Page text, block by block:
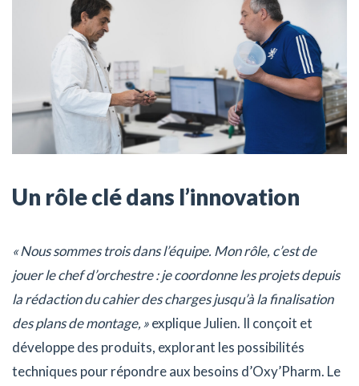
Un rôle clé dans l’innovation
« Nous sommes trois dans l’équipe. Mon rôle, c’est de
jouer le chef d’orchestre : je coordonne les projets depuis
la rédaction du cahier des charges jusqu’à la finalisation
des plans de montage, »explique Julien. Il conçoit et
développe des produits, explorant les possibilités
techniques pour répondre aux besoins d’Oxy’Pharm. Le